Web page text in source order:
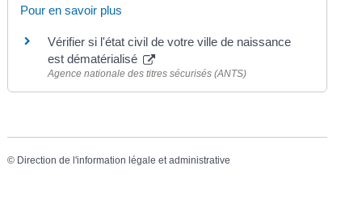
Pour en savoir plus
Vérifier si l'état civil de votre ville de naissance
est dématérialisé
Agence nationale des titres sécurisés (ANTS)
© Direction de l'information légale et administrative